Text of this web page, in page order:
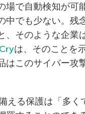
で自動検知が可
中でも少ない。残
、そのような企業
は、そのことを
はこのサイバー攻
える保護は「多く